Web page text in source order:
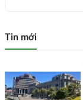
Tin mới